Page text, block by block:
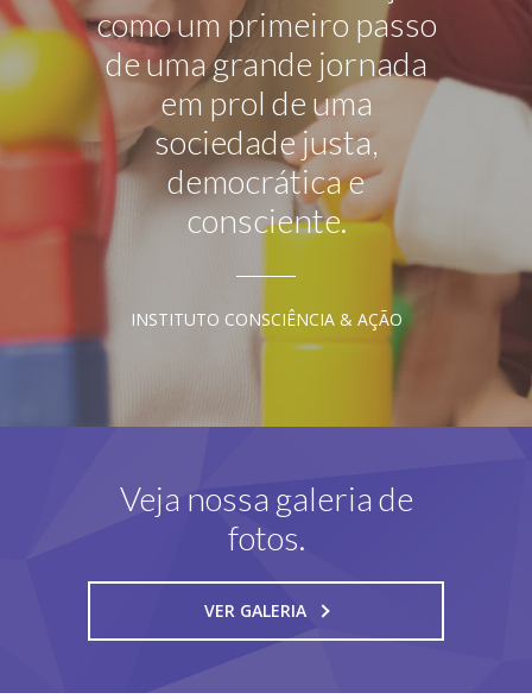
como um primeiro passo
de uma grande jornada
em prol de uma
sociedade justa,
democrática e
consciente.
INSTITUTO CONSCIÊNCIA & AÇÃO
Veja nossa galeria de
fotos.
VER GALERIA